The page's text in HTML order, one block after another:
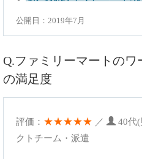
公開日：2019年7月
Q.ファミリーマートの
の満足度
評価： ★★★★★ ／
40代
クトチーム・派遣